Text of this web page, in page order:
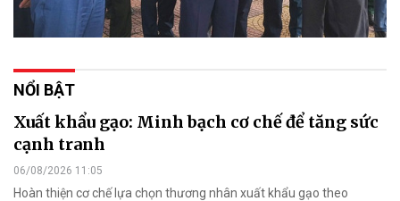
NỔI BẬT
Xuất khẩu gạo: Minh bạch cơ chế để tăng sức
cạnh tranh
06/08/2026 11:05
Hoàn thiện cơ chế lựa chọn thương nhân xuất khẩu gạo theo